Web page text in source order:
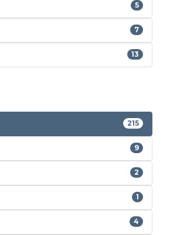
5
7
13
215
9
2
1
4